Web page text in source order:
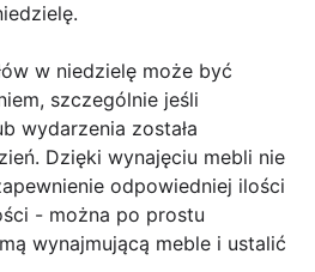
w niedzielę może być
szczególnie jeśli
wydarzenia została
Dzięki wynajęciu mebli nie
odpowiedniej ilości
- można po prostu
wynajmującą meble i ustalić